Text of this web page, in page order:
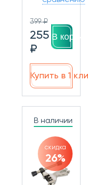
399 ₽
255
₽
В
Купить в 1
В наличии
скидка
26%